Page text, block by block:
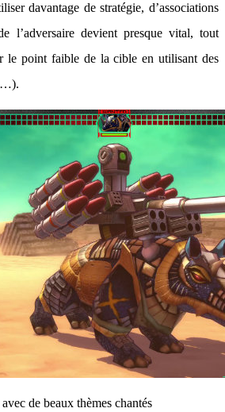
davantage de stratégie, d’associations
l’adversaire devient presque vital, tout
le point faible de la cible en utilisant des
de beaux thèmes chantés